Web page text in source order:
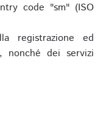
code "sm" (ISO
registrazione ed
nonché dei servizi